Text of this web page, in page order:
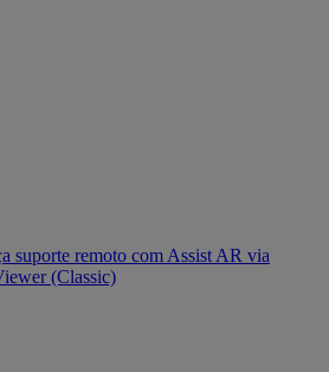
suporte remoto com Assist AR via
(Classic)